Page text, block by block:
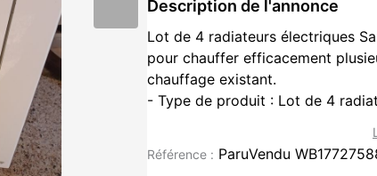
Description de l'annonce
Lot de 4 radiateurs électriques
pour chauffer efficacement
chauffage existant.
- Type de produit : Lot de 4
- Quantité : 4 radiateurs
Référence : ParuVendu